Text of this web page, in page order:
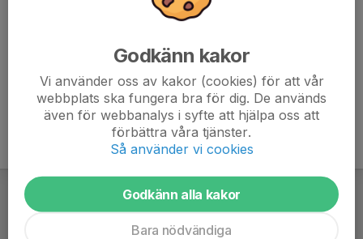
intresserade. Ange i kallelsesvar om ni vill med, så sker
lottning om det finns biljetter kvar.)
Godkänn kakor
Vi använder oss av kakor (cookies) för att vår
webbplats ska fungera bra för dig. De används
även för webbanalys i syfte att hjälpa oss att
förbättra våra tjänster.
Så använder vi cookies
Godkänn alla kakor
Bara nödvändiga